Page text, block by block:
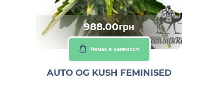
988.00грн
Немає в наявності
AUTO OG KUSH FEMINISED